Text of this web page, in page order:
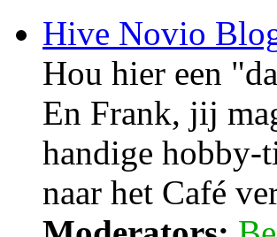
Hive Novio
Hou hier een
En Frank, jij
handige hobby-
naar het Café